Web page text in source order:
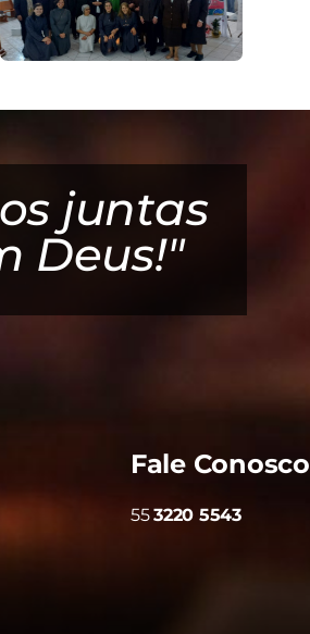
juntas
Deus!"
Fale Conosco
553220 5543